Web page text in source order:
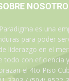
es una
para poder
liderazgo en el
todo con eficiencia
el 4to Piso